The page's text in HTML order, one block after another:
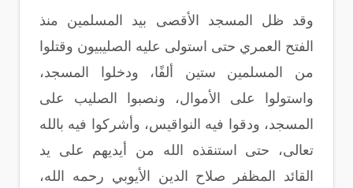
وقد ظل المسجد الأقصى بيد المسلمين منذ
الفتح العمري حتى استولى عليه الصليبيون وقتلوا
من المسلمين ستين ألفًا، ودخلوا المسجد،
واستولوا على الأموال، ونصبوا الصليب على
المسجد، ودقوا فيه النواقيس، وأشركوا فيه بالله
تعالى، حتى استنقذه الله من أيديهم على يد
القائد المظفر صلاح الدين الأيوبي رحمه الله،